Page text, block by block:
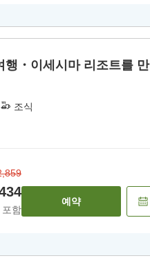
・이세시마 리조트를 만
조식
포함
예약